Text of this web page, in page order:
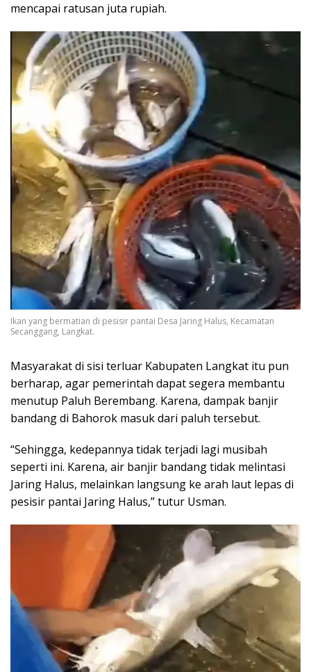
mencapai ratusan juta rupiah.
Ikan yang bermatian di pesisir pantai Desa Jaring Halus, Kecamatan
Secanggang, Langkat.
Masyarakat di sisi terluar Kabupaten Langkat itu pun
berharap, agar pemerintah dapat segera membantu
menutup Paluh Berembang. Karena, dampak banjir
bandang di Bahorok masuk dari paluh tersebut.
“Sehingga, kedepannya tidak terjadi lagi musibah
seperti ini. Karena, air banjir bandang tidak melintasi
Jaring Halus, melainkan langsung ke arah laut lepas di
pesisir pantai Jaring Halus,” tutur Usman.